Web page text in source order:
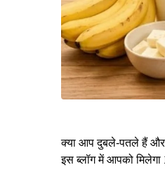
क्या आप दुबले-पतले हैं और
इस ब्लॉग में आपको